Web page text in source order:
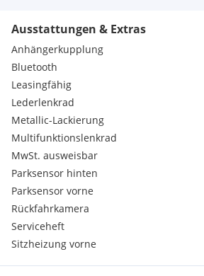
Ausstattungen & Extras
Anhängerkupplung
Bluetooth
Leasingfähig
Lederlenkrad
Metallic-Lackierung
Multifunktionslenkrad
MwSt. ausweisbar
Parksensor hinten
Parksensor vorne
Rückfahrkamera
Serviceheft
Sitzheizung vorne